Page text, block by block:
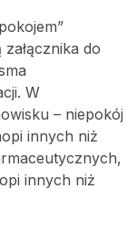
do
W
– niepokój
innych niż
innych niż